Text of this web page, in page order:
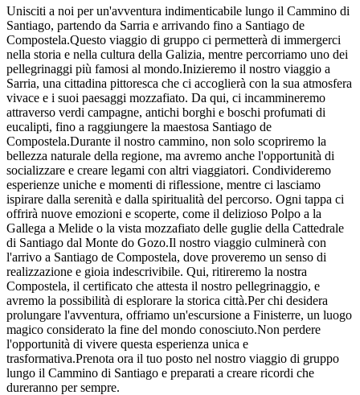
Unisciti a noi per un'avventura indimenticabile lungo il Cammino di
Santiago, partendo da Sarria e arrivando fino a Santiago de
Compostela.Questo viaggio di gruppo ci permetterà di immergerci
nella storia e nella cultura della Galizia, mentre percorriamo uno dei
pellegrinaggi più famosi al mondo.Inizieremo il nostro viaggio a
Sarria, una cittadina pittoresca che ci accoglierà con la sua atmosfera
vivace e i suoi paesaggi mozzafiato. Da qui, ci incammineremo
attraverso verdi campagne, antichi borghi e boschi profumati di
eucalipti, fino a raggiungere la maestosa Santiago de
Compostela.Durante il nostro cammino, non solo scopriremo la
bellezza naturale della regione, ma avremo anche l'opportunità di
socializzare e creare legami con altri viaggiatori. Condivideremo
esperienze uniche e momenti di riflessione, mentre ci lasciamo
ispirare dalla serenità e dalla spiritualità del percorso. Ogni tappa ci
offrirà nuove emozioni e scoperte, come il delizioso Polpo a la
Gallega a Melide o la vista mozzafiato delle guglie della Cattedrale
di Santiago dal Monte do Gozo.Il nostro viaggio culminerà con
l'arrivo a Santiago de Compostela, dove proveremo un senso di
realizzazione e gioia indescrivibile. Qui, ritireremo la nostra
Compostela, il certificato che attesta il nostro pellegrinaggio, e
avremo la possibilità di esplorare la storica città.Per chi desidera
prolungare l'avventura, offriamo un'escursione a Finisterre, un luogo
magico considerato la fine del mondo conosciuto.Non perdere
l'opportunità di vivere questa esperienza unica e
trasformativa.Prenota ora il tuo posto nel nostro viaggio di gruppo
lungo il Cammino di Santiago e preparati a creare ricordi che
dureranno per sempre.